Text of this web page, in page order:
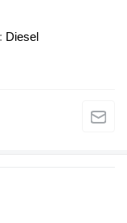
Diesel